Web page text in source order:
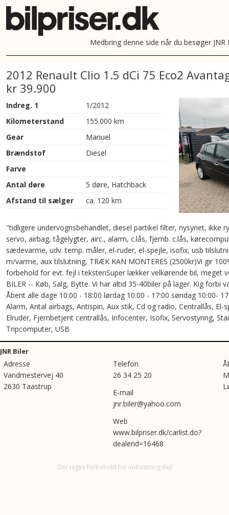
Medbring denne side når du besøger JNR
2012 Renault Clio 1.5 dCi 75 Eco2
kr 39.900
Indreg. 1
1/2012
Kilometerstand
155.000 km
Gear
Manuel
Brændstof
Diesel
Farve
Antal døre
5 døre, Hatchback
Afstand til sælger
ca. 120 km
"tidligere undervognsbehandlet, diesel partikel filter, nysynet, ikke
servo, airbag, tågelygter, airc., alarm, c.lås, fjernb. c.lås,
sædevarme, udv. temp. måler, el-ruder, el-spejle, isofix, usb
m/varme, aux tilslutning, TRÆK KAN MONTERES (2500kr)Vi gir
forbehold for evt. fejl i tekstenSuper lækker velkørende bil, meget
BILER -- Køb, Salg, Bytte. Vi har altid 35-40biler på lager. Kig forbi
Åbent alle dage 10:00 - 18:00 lørdag 10:00 - 17:00 søndag 10:00-
Alarm, Antal airbags, Antispin, Aux stik, Cd og radio, Centrallås, El-
Elruder, Fjernbetjent centrallås, Infocenter, Isofix, Servostyring,
Tripcomputer, USB
JNR Biler
Telefon
26 34 25 20
E-mail
jnr.biler@yahoo.com
Web
www.bilpriser.dk/carlist.do?
dealerid=16468
Adresse
Vandmestervej 40
2630 Taastrup
Der tages forbehold for indtastningsfejl